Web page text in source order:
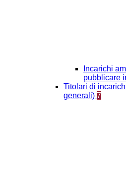
Incarichi
pubblicare
Titolari di
generali) 7